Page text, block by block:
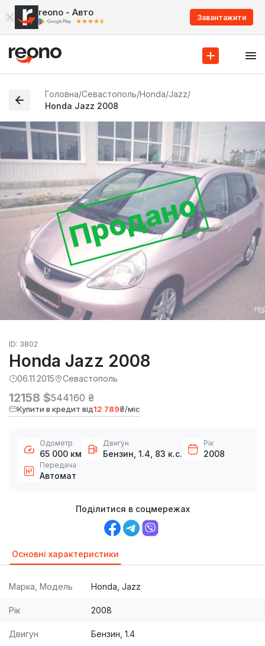
reono - Авто Завантажити
Головна/Севастополь/Honda/Jazz/
Honda Jazz 2008
Продано
ID: 3802
Honda Jazz 2008
06.11.2015 Севастополь
12158 $544160 ₴
Купити в кредит від12 789₴/міс
Одометр
65 000 км
Двигун
Бензин, 1.4, 83 к.с.
Рік
2008
Передача
Автомат
Поділитися в соцмережах
Основні характеристики
Марка, Модель Honda, Jazz
Рік 2008
Двигун Бензин, 1.4